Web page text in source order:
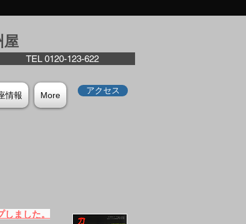
屋
TEL 0120-123-622
情報 More アクセス
ました。